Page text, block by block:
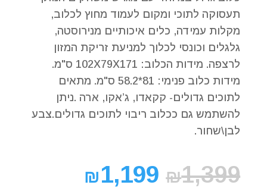
תעסוקה לתוכי ומקום לעמוד מחוץ לכלוב,
מקלות עמידה, כלים איכותיים מנירוסטה,
גלגלים וכונסי לכלוך למניעת זריקת המזון
לרצפה. מידות הכלוב: 102X79X171 ס"מ.
מידות כלוב פנימי: 81*58.2 ס"מ. מתאים
לתוכים גדולים- קקאדו, ג’אקו, ארה .ניתן
להשתמש גם ככלוב ריבוי לתוכים גדולים.צבע
לבן\שחור.
₪1,399
₪1,199